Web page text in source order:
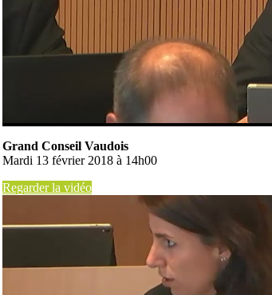
Grand Conseil Vaudois
Mardi 13 février 2018 à 14h00
Regarder la vidéo